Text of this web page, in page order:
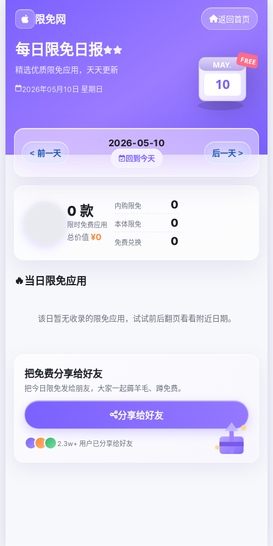
限免网 返回首页
每日限免日报
精选优质限免应用，天天更新
2026年05月10日 星期日
MAY.
10
FREE
< 前一天
2026-05-10
回到今天
后一天 >
0 款
限时免费应用
总价值 ¥0
内购限免 0
本体限免 0
免费兑换 0
🔥 当日限免应用
该日暂无收录的限免应用，试试前后翻页看看附近日期。
把免费分享给好友
把今日限免发给朋友，大家一起薅羊毛、蹲免费。
分享给好友
2.3w+ 用户已分享给好友